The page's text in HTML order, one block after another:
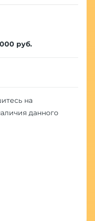
руб.
на
данного